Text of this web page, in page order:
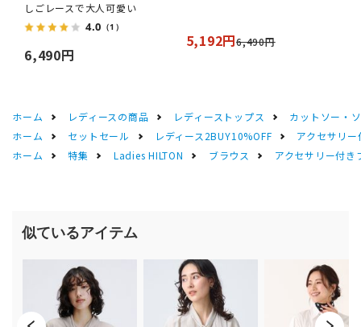
しごレースで大人可愛い
4.0 （1）
6,490円
5,192円6,490円
ホーム レディースの商品 レディーストップス
カットソー・
ホーム
セットセール レディース2BUY10%OFF
アクセサリ
ホーム
特集 Ladies HILTON ブラウス アクセサリー付